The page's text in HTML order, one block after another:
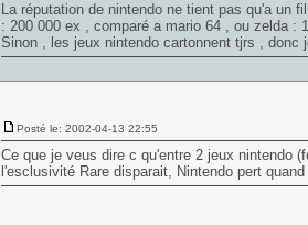
La réputation de nintendo ne tient pas qu'a un
: 200 000 ex , comparé a mario 64 , ou zelda :
Sinon , les jeux nintendo cartonnent tjrs , donc
Posté le: 2002-04-13 22:55
Ce que je veus dire c qu'entre 2 jeux nintendo
l'esclusivité Rare disparait, Nintendo pert